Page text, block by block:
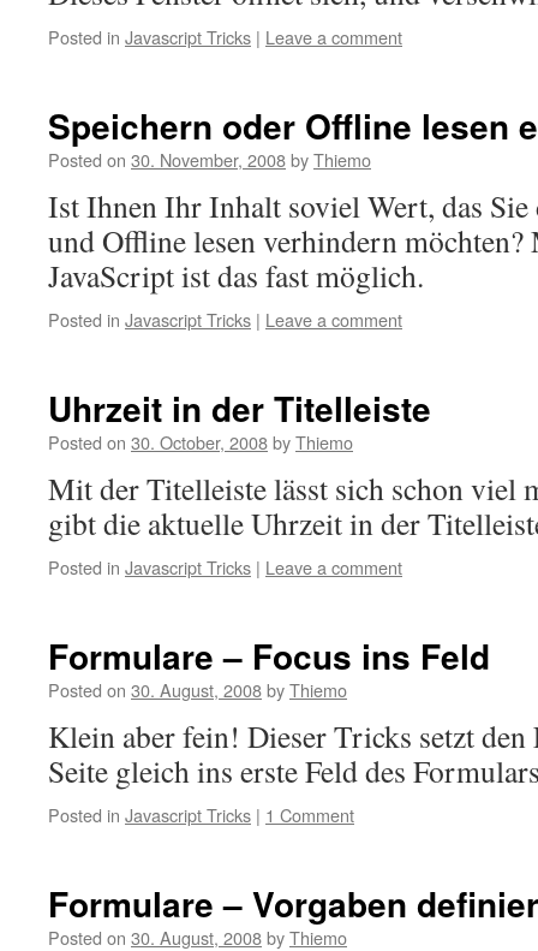
Posted in Javascript Tricks | Leave a comment
Speichern oder Offline lesen
Posted on 30. November, 2008byThiemo
Ist Ihnen Ihr Inhalt soviel Wert, das
und Offline lesen verhindern
JavaScript ist das fast möglich.
Posted in Javascript Tricks | Leave a comment
Uhrzeit in der Titelleiste
Posted on 30. October, 2008byThiemo
Mit der Titelleiste lässt sich schon viel
gibt die aktuelle Uhrzeit in der
Posted in Javascript Tricks | Leave a comment
Formulare – Focus ins Feld
Posted on 30. August, 2008byThiemo
Klein aber fein! Dieser Tricks setzt den
Seite gleich ins erste Feld des
Posted in Javascript Tricks | 1 Comment
Formulare – Vorgaben
Posted on 30. August, 2008byThiemo